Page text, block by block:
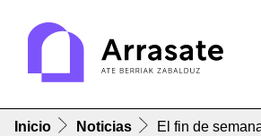
Inicio Noticias El fin de